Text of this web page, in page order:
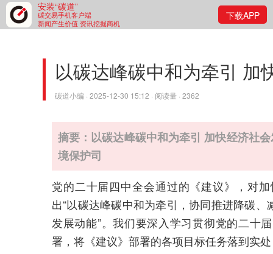
安装“碳道”
碳交易手机客户端
新闻产生价值 资讯挖掘商机
下载APP
以碳达峰碳中和为牵引 加
碳道小编 · 2025-12-30 15:12 · 阅读量 · 2362
摘要：以碳达峰碳中和为牵引 加快经济社
境保护司
党的二十届四中全会通过的《建议》，对
出“以碳达峰碳中和为牵引，协同推进降碳
发展动能”。我们要深入学习贯彻党的二十
署，将《建议》部署的各项目标任务落到实